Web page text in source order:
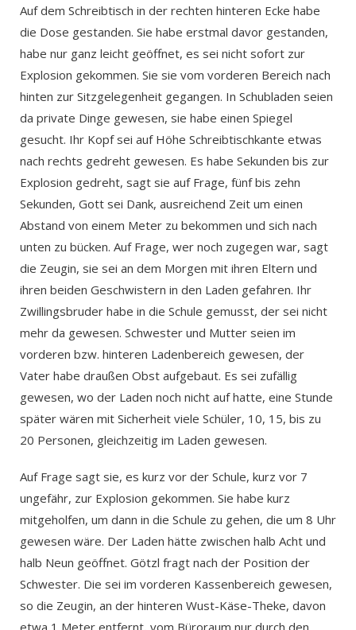
Auf dem Schreibtisch in der rechten hinteren Ecke habe
die Dose gestanden. Sie habe erstmal davor gestanden,
habe nur ganz leicht geöffnet, es sei nicht sofort zur
Explosion gekommen. Sie sie vom vorderen Bereich nach
hinten zur Sitzgelegenheit gegangen. In Schubladen seien
da private Dinge gewesen, sie habe einen Spiegel
gesucht. Ihr Kopf sei auf Höhe Schreibtischkante etwas
nach rechts gedreht gewesen. Es habe Sekunden bis zur
Explosion gedreht, sagt sie auf Frage, fünf bis zehn
Sekunden, Gott sei Dank, ausreichend Zeit um einen
Abstand von einem Meter zu bekommen und sich nach
unten zu bücken. Auf Frage, wer noch zugegen war, sagt
die Zeugin, sie sei an dem Morgen mit ihren Eltern und
ihren beiden Geschwistern in den Laden gefahren. Ihr
Zwillingsbruder habe in die Schule gemusst, der sei nicht
mehr da gewesen. Schwester und Mutter seien im
vorderen bzw. hinteren Ladenbereich gewesen, der
Vater habe draußen Obst aufgebaut. Es sei zufällig
gewesen, wo der Laden noch nicht auf hatte, eine Stunde
später wären mit Sicherheit viele Schüler, 10, 15, bis zu
20 Personen, gleichzeitig im Laden gewesen.
Auf Frage sagt sie, es kurz vor der Schule, kurz vor 7
ungefähr, zur Explosion gekommen. Sie habe kurz
mitgeholfen, um dann in die Schule zu gehen, die um 8 Uhr
gewesen wäre. Der Laden hätte zwischen halb Acht und
halb Neun geöffnet. Götzl fragt nach der Position der
Schwester. Die sei im vorderen Kassenbereich gewesen,
so die Zeugin, an der hinteren Wust-Käse-Theke, davon